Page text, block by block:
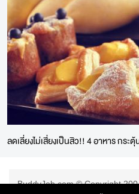
ลดเลี่ยงไม่เสี่ยงเป็นสิว!! 4 อาหาร กร
BuddyJob.com © Copyright